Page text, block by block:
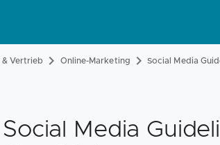
Vertrieb Online-Marketing Social Media
Social Media